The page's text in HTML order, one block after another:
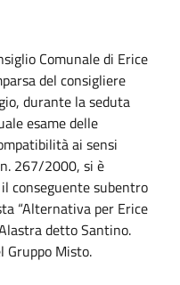
Comunale di Erice
del consigliere
durante la seduta
esame delle
ai sensi
267/2000, si è
conseguente subentro
“Alternativa per Erice
detto Santino.
Gruppo Misto.